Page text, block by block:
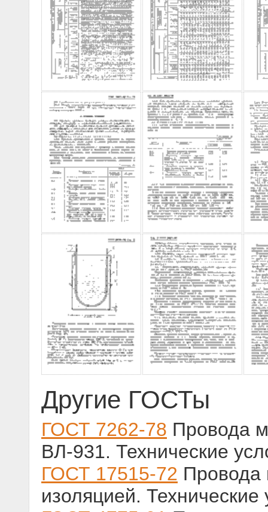
Другие ГОСТы
ГОСТ 7262-78 Провода
ВЛ-931. Технические
ГОСТ 17515-72 Провода
изоляцией. Технические